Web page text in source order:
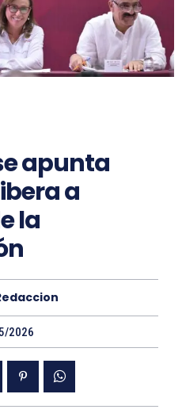
apunta
a
la
2026